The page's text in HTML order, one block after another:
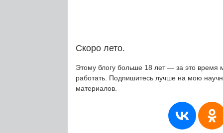
Скоро лето.
Этому блогу больше 18 лет — за это время
работать. Подпишитесь лучше на мою
материалов.